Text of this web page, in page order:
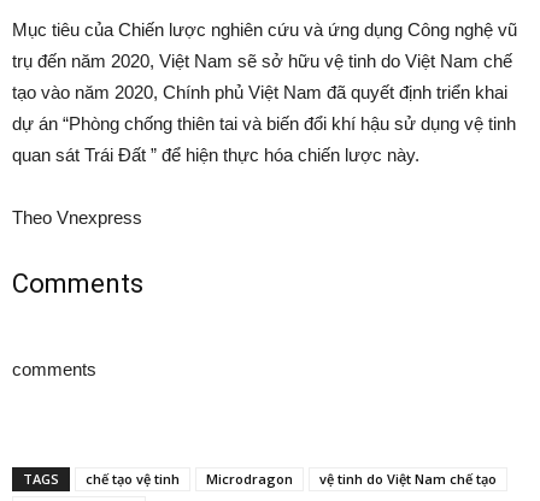
Mục tiêu của Chiến lược nghiên cứu và ứng dụng Công nghệ vũ
trụ đến năm 2020, Việt Nam sẽ sở hữu vệ tinh do Việt Nam chế
tạo vào năm 2020, Chính phủ Việt Nam đã quyết định triển khai
dự án “Phòng chống thiên tai và biến đổi khí hậu sử dụng vệ tinh
quan sát Trái Đất ” để hiện thực hóa chiến lược này.
Theo Vnexpress
Comments
comments
TAGS chế tạo vệ tinh Microdragon
vệ tinh do Việt Nam chế tạo